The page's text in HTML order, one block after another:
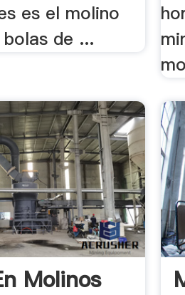
es el molino
de ...
Molinos